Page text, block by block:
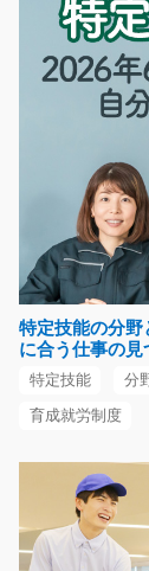
長野県伊
コールセ
コールセン
に関する問
長期（3
時給1100
熊本県宇
梱包スタ
特定技能の分野
に合う仕事の見
特定技能 分
育成就労制度